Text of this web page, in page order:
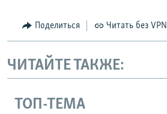
Поделиться Читать без VPN
ЧИТАЙТЕ ТАКЖЕ:
ТОП-ТЕМА